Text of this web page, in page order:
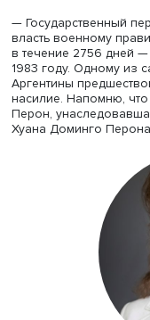
регионализма
политикиНИУ ВШЭ и
Косевич
— Екатерина
как военные взяли
власть военному
в течение 2756
1983 году.
Аргентины
насилие.
Перон,
Хуана Доминго